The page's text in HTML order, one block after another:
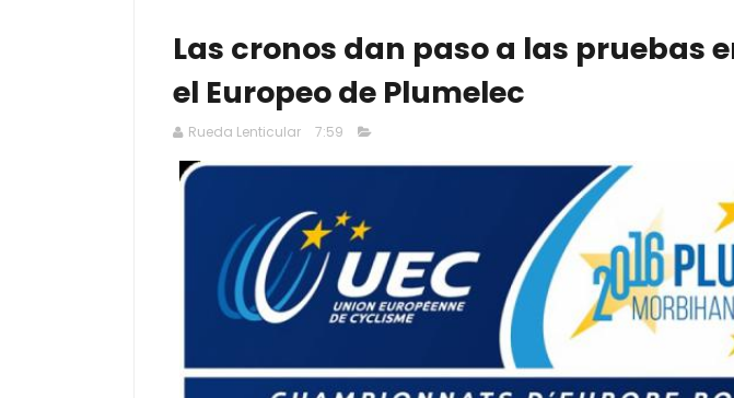
Las cronos dan paso a las pruebas
el Europeo de Plumelec
Rueda Lenticular 7:59